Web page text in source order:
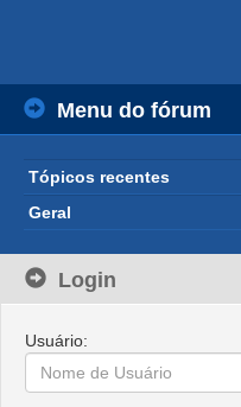
Menu do fórum
Tópicos recentes
Geral
Login
Usuário: